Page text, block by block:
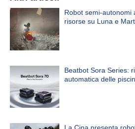
Robot semi-autonomi
risorse su Luna e
Beatbot Sora Series:
automatica delle